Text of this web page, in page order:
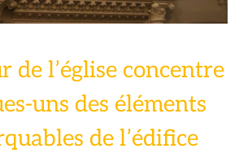
de l’église concentre
uns des éléments
de l’édifice